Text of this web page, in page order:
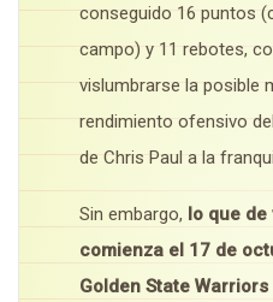
conseguido 16 puntos
campo) y 11 rebotes,
vislumbrarse la posible
rendimiento ofensivo
de Chris Paul a la
Sin embargo, lo que
comienza el 17 de
Golden State